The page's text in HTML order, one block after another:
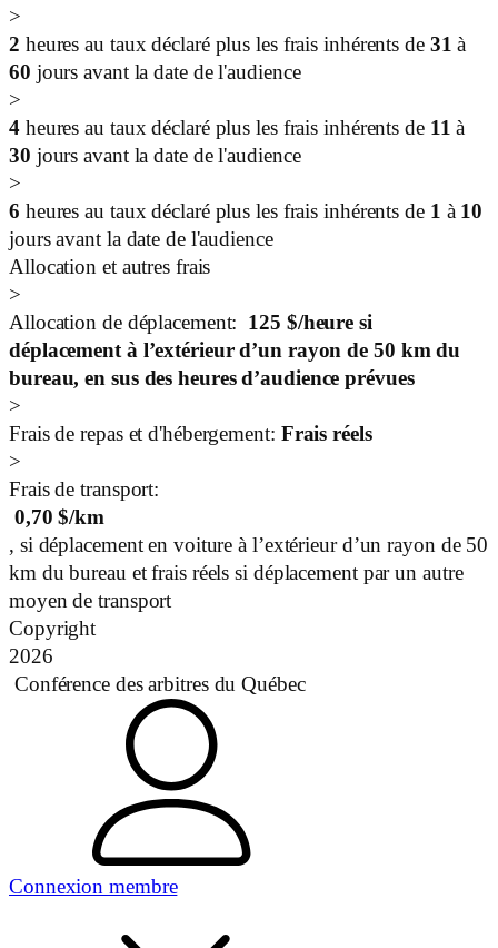
>
2 heures au taux déclaré plus les frais inhérents de 31 à
60 jours avant la date de l'audience
>
4heures au taux déclaré plus les frais inhérents de 11 à
30 jours avant la date de l'audience
>
6 heures au taux déclaré plus les frais inhérents de 1 à 10
jours avant la date de l'audience
Allocation et autres frais
>
Allocation de déplacement: 125 $/heure si
déplacement à l’extérieur d’un rayon de 50 km du
bureau, en sus des heures d’audience prévues
>
Frais de repas et d'hébergement: Frais réels
>
Frais de transport:
0,70 $/km
, si déplacement en voiture à l’extérieur d’un rayon de 50
km du bureau et frais réels si déplacement par un autre
moyen de transport
Copyright
2026
Conférence des arbitres du Québec
Connexion membre